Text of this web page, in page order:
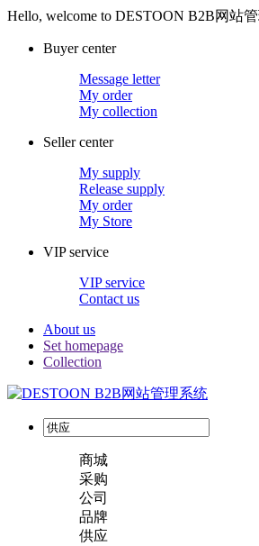
Hello, welcome to DESTOON B2B网站管
Buyer center
Message letter
My order
My collection
Seller center
My supply
Release supply
My order
My Store
VIP service
VIP service
Contact us
About us
Set homepage
Collection
商城
采购
公司
品牌
供应